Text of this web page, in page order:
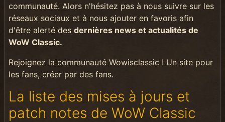
communauté. Alors n'hésitez pas à nous suivre sur les
réseaux sociaux et à nous ajouter en favoris afin
d'être alerté des dernières news et actualités de
WoW Classic.
Rejoignez la communauté Wowisclassic ! Un site pour
les fans, créer par des fans.
La liste des mises à jours et
patch notes de WoW Classic